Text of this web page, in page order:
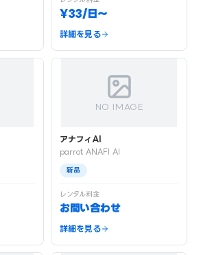
¥33/日〜
詳細を見る
NO IMAGE
アナフィAI
parrot ANAFI AI
新品
レンタル料金
お問い合わせ
詳細を見る